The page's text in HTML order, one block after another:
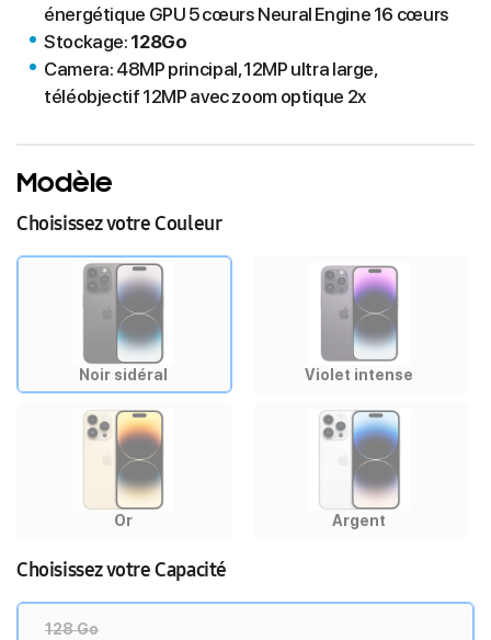
énergétique GPU 5 cœurs Neural Engine 16 cœurs
Stockage: 128Go
Camera: 48MP principal, 12MP ultra large,
téléobjectif 12MP avec zoom optique 2x
Modèle
Choisissez votre Couleur
Noir sidéral Violet intense
Or Argent
Choisissez votre Capacité
128 Go